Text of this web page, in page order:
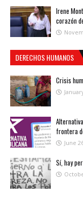
Irene
corazón
DERECHOS HUMANOS
Crisis
frontera
June
Sí, hay